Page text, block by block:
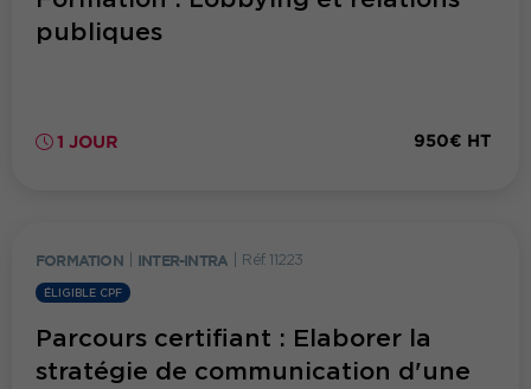
publiques
1 JOUR 950€ HT
FORMATION INTER-INTRA Réf. 11223
ÉLIGIBLE CPF
Parcours certifiant : Elaborer la
stratégie de communication d'une